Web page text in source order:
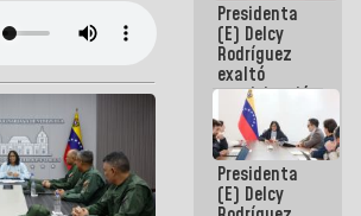
Presidenta
(E) Delcy
Rodríguez
exaltó
participación
de
Venezuela
en Juegos
Centroamericanos
y del Caribe
Presidenta
(E) Delcy